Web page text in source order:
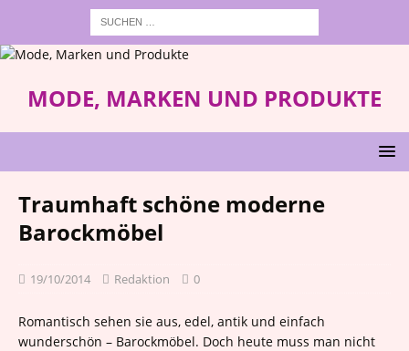
MODE, MARKEN UND PRODUKTE
Traumhaft schöne moderne
Barockmöbel
19/10/2014 Redaktion 0
Romantisch sehen sie aus, edel, antik und einfach
wunderschön – Barockmöbel. Doch heute muss man nicht